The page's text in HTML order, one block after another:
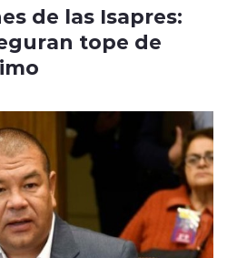
de las Isapres:
tope de